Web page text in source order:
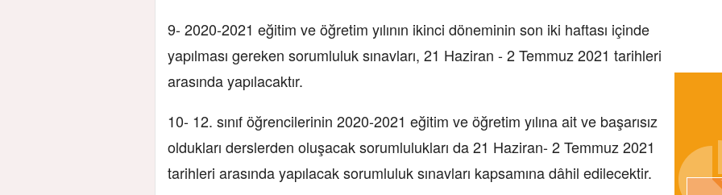
9- 2020-2021 eğitim ve öğretim yılının ikinci döneminin son iki haftası içinde
yapılması gereken sorumluluk sınavları, 21 Haziran - 2 Temmuz 2021 tarihleri
arasında yapılacaktır.
10- 12. sınıf öğrencilerinin 2020-2021 eğitim ve öğretim yılına ait ve başarısız
oldukları derslerden oluşacak sorumlulukları da 21 Haziran- 2 Temmuz 2021
tarihleri arasında yapılacak sorumluluk sınavları kapsamına dâhil edilecektir.